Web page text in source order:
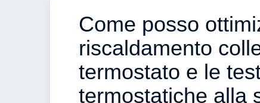
Come posso
riscaldamento
termostato e le
termostatiche alla